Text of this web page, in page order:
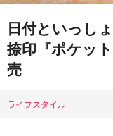
日付といっし
捺印『ポケッ
売
ライフスタイル